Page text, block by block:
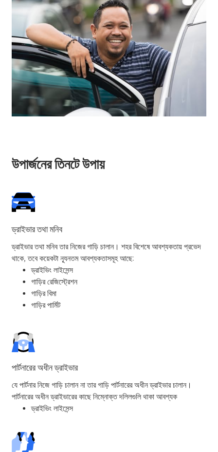
উপার্জনের তিনটে উপায়
ড্রাইভার তথা মনিব
ড্রাইভার তথা মনিব তার নিজের গাড়ি চালান। শহর বিশেষে আবশ্যকতায় প্রভেদ
থাকে, তবে কয়েকটা ন্যূনতম আবশ্যকতাসমূহ আছে:
ড্রাইভিং লাইসেন্স
গাড়ির রেজিস্ট্রেশন
গাড়ির বিমা
গাড়ির পার্মিট
পার্টনারের অধীন ড্রাইভার
যে পার্টনার নিজে গাড়ি চালান না তার গাড়ি পার্টনারের অধীন ড্রাইভার চালান।
পার্টনারের অধীন ড্রাইভারের কাছে নিম্নোক্ত দলিলগুলি থাকা আবশ্যক
ড্রাইভিং লাইসেন্স